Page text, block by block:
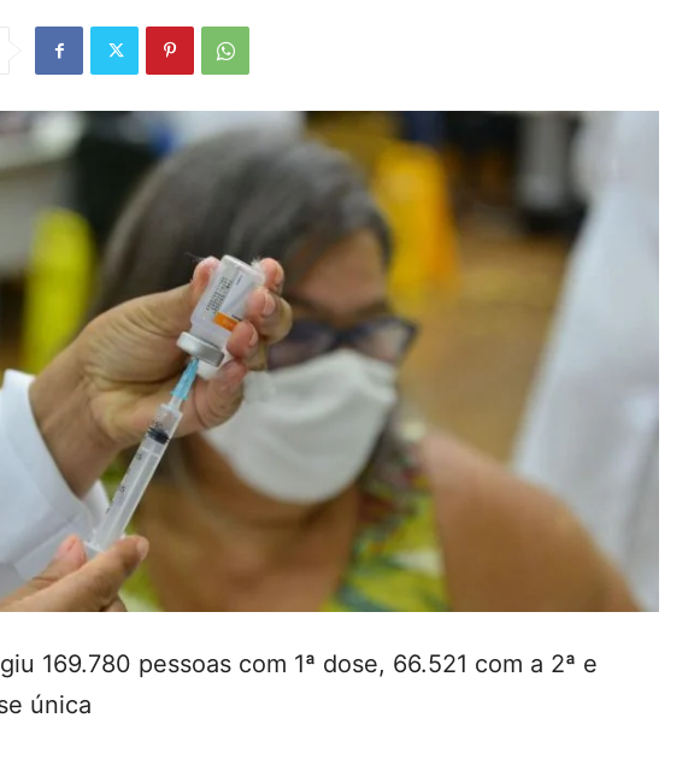
169.780 pessoas com 1ª dose, 66.521 com a 2ª e
única